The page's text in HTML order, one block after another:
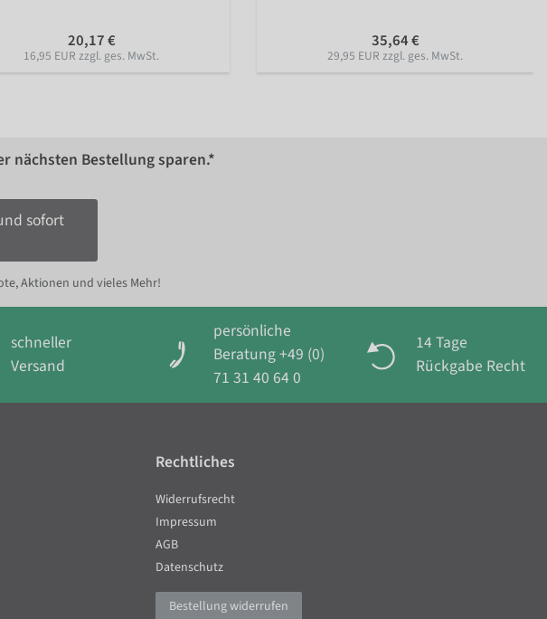
20,17 €
16,95 EUR zzgl. ges. MwSt.
35,64 €
29,95 EUR zzgl. ges. MwSt.
nächsten Bestellung sparen.*
sofort
Aktionen und vieles Mehr!
schneller
Versand
persönliche
Beratung +49 (0)
71 31 40 64 0
14 Tage
Rückgabe Recht
Rechtliches
Widerrufsrecht
Impressum
AGB
Datenschutz
Bestellung widerrufen